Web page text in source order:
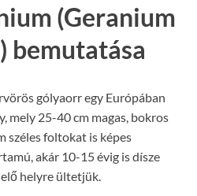
(Geranium
bemutatása
gólyaorr egy Európában
mely 25-40 cm magas, bokros
széles foltokat is képes
akár 10-15 évig is dísze
helyre ültetjük.